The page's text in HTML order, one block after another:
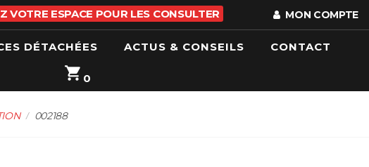
VOTRE ESPACE POUR LES CONSULTER MON COMPTE
DÉTACHÉES ACTUS & CONSEILS CONTACT
0
002188